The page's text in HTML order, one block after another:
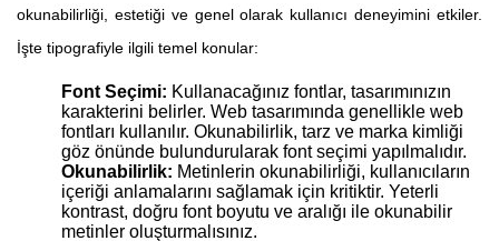
okunabilirliği, estetiği ve genel olarak kullanıcı deneyimini etkiler.
İşte tipografiyle ilgili temel konular:
Font Seçimi: Kullanacağınız fontlar, tasarımınızın
karakterini belirler. Web tasarımında genellikle web
fontları kullanılır. Okunabilirlik, tarz ve marka kimliği
göz önünde bulundurularak font seçimi yapılmalıdır.
Okunabilirlik: Metinlerin okunabilirliği, kullanıcıların
içeriği anlamalarını sağlamak için kritiktir. Yeterli
kontrast, doğru font boyutu ve aralığı ile okunabilir
metinler oluşturmalısınız.